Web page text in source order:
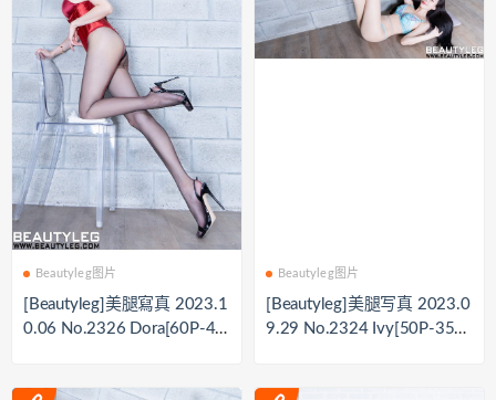
Beautyleg图片
[Beautyleg]美腿寫真 2023.1
0.06 No.2326 Dora[60P-45
Beautyleg图片
[Beautyleg]美腿写真 2023.0
9.29 No.2324 Ivy[50P-358.